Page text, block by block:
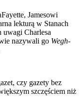
Jamesowi
lekturą w Stanach
uwagi Charlesa
nazywali go Wegh-
czy gazety bez
szczęściem niż